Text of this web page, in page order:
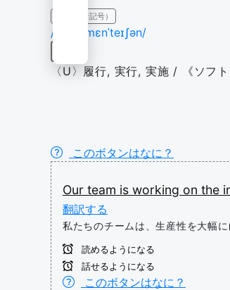
IPA（発音記号）
/ˌɪmplɪmɛnˈteɪʃən/
〈U〉履行, 実行, 実施 / 《ソフ
このボタンはなに？
Our team is working on the
翻訳する
私たちのチームは、生産性を大幅
読めるようになる
話せるようになる
このボタンはなに？